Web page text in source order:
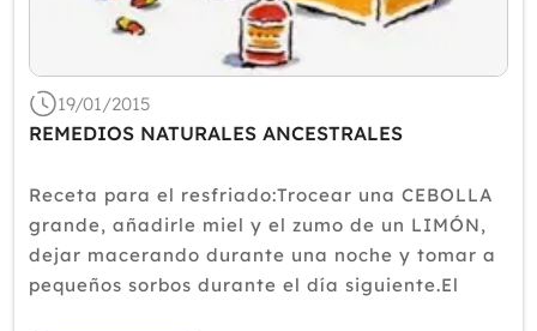
19/01/2015
REMEDIOS NATURALES ANCESTRALES
Receta para el resfriado:Trocear una CEBOLLA
grande, añadirle miel y el zumo de un LIMÓN,
dejar macerando durante una noche y tomar a
pequeños sorbos durante el día siguiente.El